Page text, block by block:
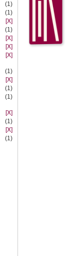
(1)
(1)
[X]
(1)
[X]
[X]
[X]
(1)
[X]
(1)
(1)
[X]
(1)
[X]
(1)